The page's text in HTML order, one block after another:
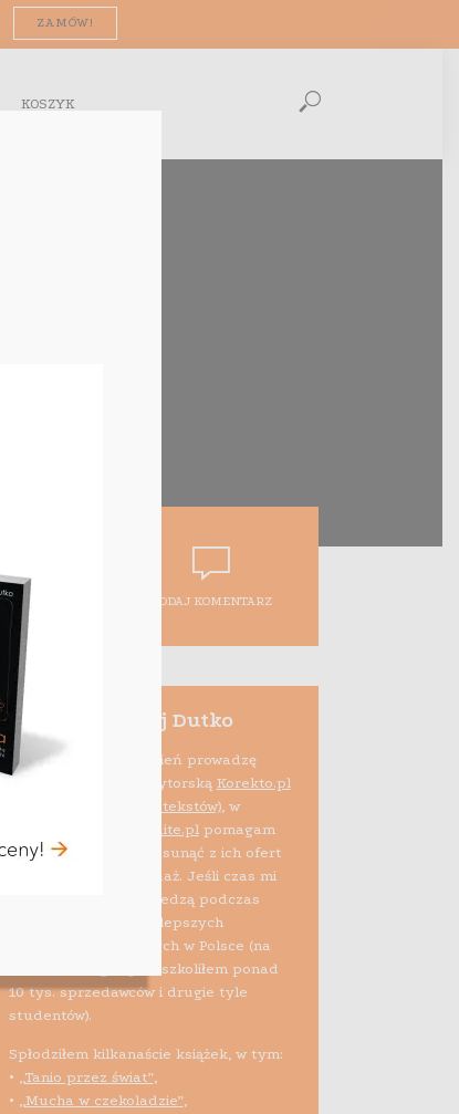
ZAMÓW!
KOSZYK
DODAJ KOMENTARZ
Maciej Dutko
Na co dzień prowadzę
firmę edytorską Korekto.pl
(korekta tekstów), w
Audite.plpomagam
też e-sprzedawcom usunąć z ich ofert
błędy psujące sprzedaż. Jeśli czas mi
pozwala, dzielę się wiedzą podczas
szkoleń i zajęć na najlepszych
uczelniach biznesowych w Polsce (na
zlecenie Allegro przeszkoliłem ponad
10 tys. sprzedawców i drugie tyle
studentów).
Spłodziłem kilkanaście książek, w tym:
• „Tanio przez świat”,
• „Mucha w czekoladzie”,